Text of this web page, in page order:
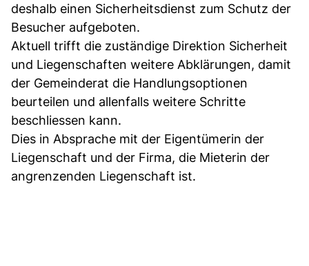
deshalb einen Sicherheitsdienst zum Schutz der
Besucher aufgeboten.
Aktuell trifft die zuständige Direktion Sicherheit
und Liegenschaften weitere Abklärungen, damit
der Gemeinderat die Handlungsoptionen
beurteilen und allenfalls weitere Schritte
beschliessen kann.
Dies in Absprache mit der Eigentümerin der
Liegenschaft und der Firma, die Mieterin der
angrenzenden Liegenschaft ist.